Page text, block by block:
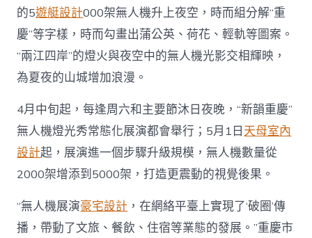
的5遊艇設計000架無人機升上夜空，時而組分解“重
慶”等字樣，時而勾畫出蒲公英、荷花、輕軌等圖案。
“兩江四岸”的燈火與夜空中的無人機光影交相輝映，
為夏夜的山城增加浪漫。
4月中旬起，每逢周六和主要節沐日夜晚，“新韻重慶”
無人機燈光秀常態化展演都會舉行；5月1日天母室內
設計起，展演進一個步驟升級規模，無人機數量從
2000架增添到5000架，打造更震動的視覺後果。
“無人機展演豪宅設計 ，在網絡平臺上實現了‘破圈’傳
播，帶動了文旅、餐飲、住宿等業態的發展。”重慶市